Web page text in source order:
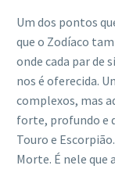
Um dos pontos
que o Zodíaco
onde cada par de
nos é oferecida.
complexos, mas
forte, profundo e
Touro e
Morte. É nele que